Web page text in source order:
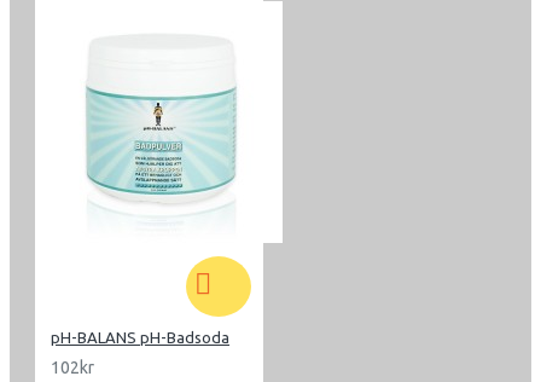
pH-BALANS pH-Badsoda
102kr